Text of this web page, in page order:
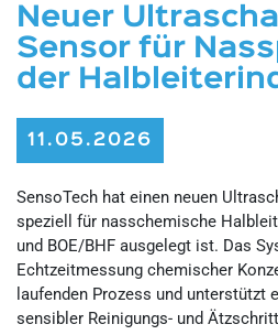
Neuer
Sensor für
der
11.05.2026
SensoTech hat einen neuen
speziell für nasschemische
und BOE/BHF ausgelegt ist. Das
Echtzeitmessung chemischer
laufenden Prozess und unterstützt
sensibler Reinigungs- und